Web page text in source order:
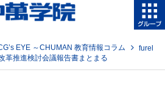
EYE ～CHUMAN 教育情報コラム
furel
革推進検討会議報告書まとまる